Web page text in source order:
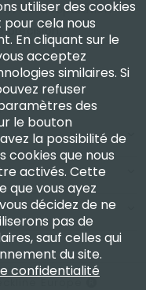
de la réparation
précision.
Europe
utiliser des cookies
cela nous
En cliquant sur le
acceptez
similaires. Si
refuser
des
le bouton
la possibilité de
cookies que nous
activés. Cette
que vous ayez
décidez de ne
pas de
sauf celles qui
du site.
confidentialité